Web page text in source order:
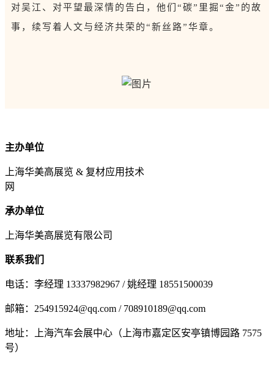
对吴江、对平望最深情的告白，他们“碳”里掘“金”的故
事，续写着人文与经济共荣的“新丝路”华章。
主办单位
上海华美高展览 & 复材应用技术
网
承办单位
上海华美高展览有限公司
联系我们
电话：李经理 13337982967 / 姚经理 18551500039
邮箱：254915924@qq.com / 708910189@qq.com
地址：上海汽车会展中心（上海市嘉定区安亭镇博园路 7575
号）